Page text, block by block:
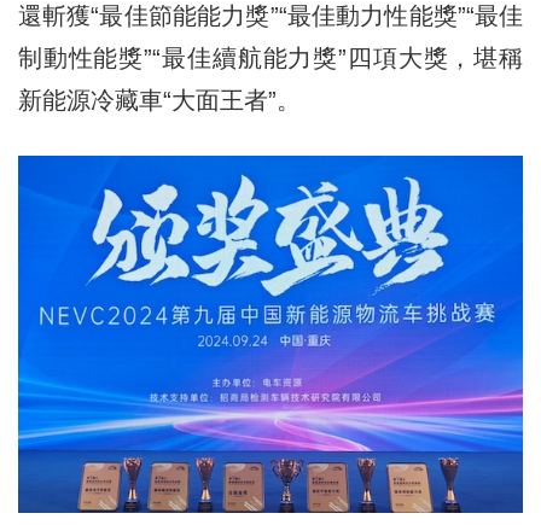
還斬獲“最佳節能能力獎”“最佳動力性能獎”“最佳
制動性能獎”“最佳續航能力獎”四項大獎，堪稱
新能源冷藏車“大面王者”。